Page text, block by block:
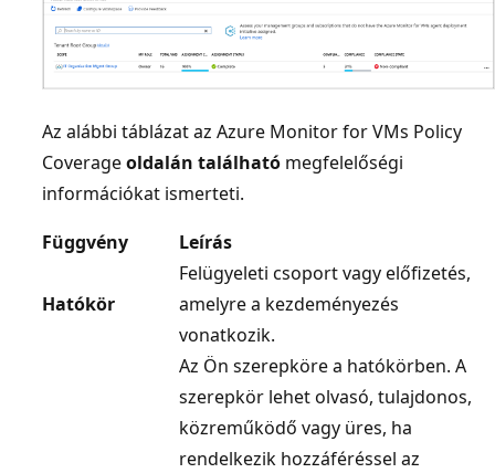
Az alábbi táblázat az Azure Monitor for VMs Policy
Coverageoldalán található megfelelőségi
információkat ismerteti.
Függvény
Leírás
Hatókör
Felügyeleti csoport vagy előfizetés,
amelyre a kezdeményezés
vonatkozik.
Az Ön szerepköre a hatókörben. A
szerepkör lehet olvasó, tulajdonos,
közreműködő vagy üres, ha
rendelkezik hozzáféréssel az